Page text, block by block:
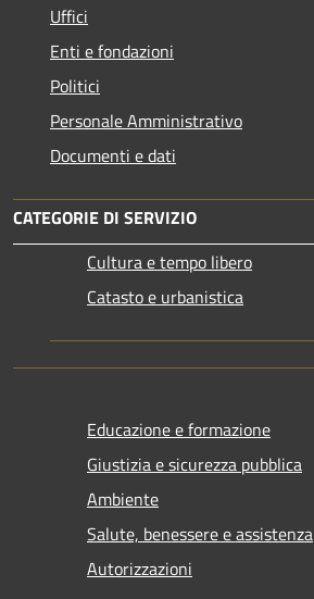
Uffici
Enti e fondazioni
Politici
Personale Amministrativo
Documenti e dati
CATEGORIE DI SERVIZIO
Cultura e tempo libero
Catasto e urbanistica
Educazione e formazione
Giustizia e sicurezza pubblica
Ambiente
Salute, benessere e assistenza
Autorizzazioni